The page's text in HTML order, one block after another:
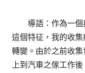
導語：作為一個
這個特征，我的收
轉變。由於之前收
上到汽車之傢工作